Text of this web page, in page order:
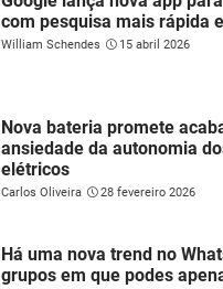
com pesquisa mais rápida
William Schendes 15 abril 2026
Nova bateria promete
ansiedade da autonomia
elétricos
Carlos Oliveira 28 fevereiro 2026
Há uma nova trend no
grupos em que podes